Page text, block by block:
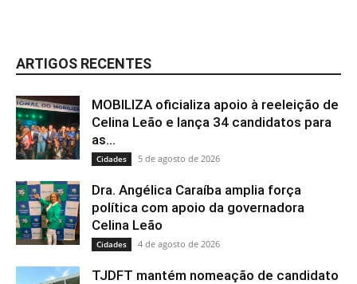
ARTIGOS RECENTES
MOBILIZA oficializa apoio à reeleição de
Celina Leão e lança 34 candidatos para
as...
Cidades 5 de agosto de 2026
Dra. Angélica Caraíba amplia força
política com apoio da governadora
Celina Leão
Cidades 4 de agosto de 2026
TJDFT mantém nomeação de candidato